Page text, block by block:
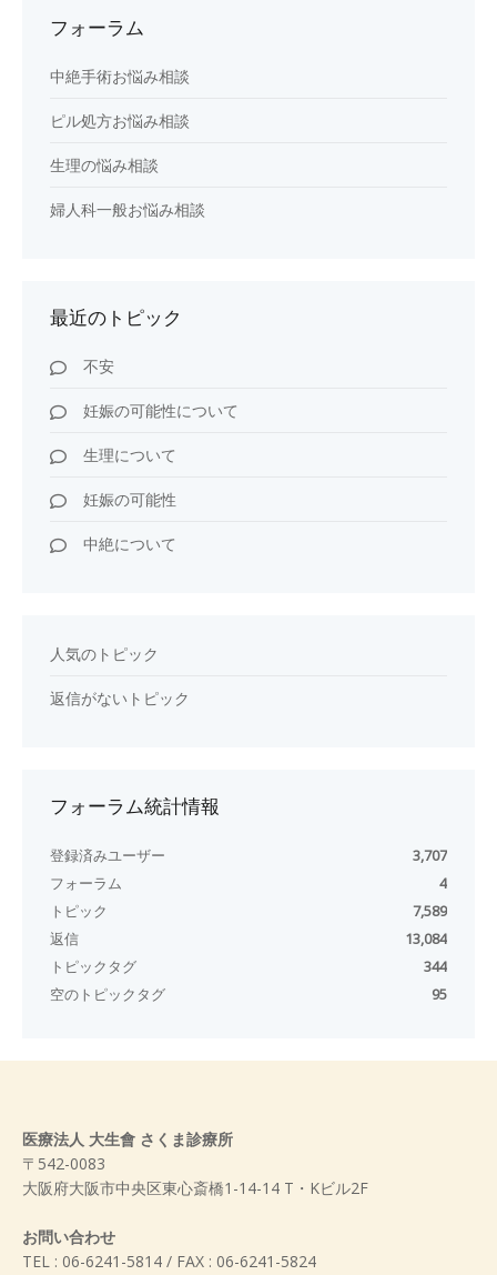
フォーラム
中絶手術お悩み相談
ピル処方お悩み相談
生理の悩み相談
婦人科一般お悩み相談
最近のトピック
不安
妊娠の可能性について
生理について
妊娠の可能性
中絶について
人気のトピック
返信がないトピック
フォーラム統計情報
登録済みユーザー
3,707
フォーラム
4
トピック
7,589
返信
13,084
トピックタグ
344
空のトピックタグ
95
医療法人 大生會 さくま診療所
〒542-0083
大阪府大阪市中央区東心斎橋1-14-14 T・Kビル2F
お問い合わせ
TEL : 06-6241-5814 / FAX : 06-6241-5824